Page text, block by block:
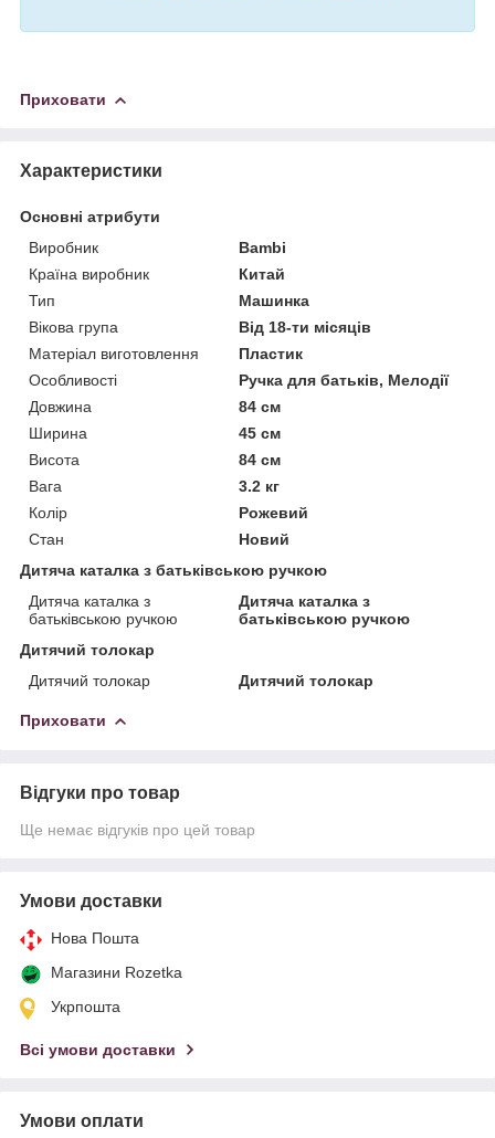
Приховати
Характеристики
Основні атрибути
Виробник
Bambi
Країна виробник
Китай
Тип
Машинка
Вікова група
Від 18-ти місяців
Матеріал виготовлення
Пластик
Особливості
Ручка для батьків, Мелодії
Довжина
84 см
Ширина
45 см
Висота
84 см
Вага
3.2 кг
Колір
Рожевий
Стан
Новий
Дитяча каталка з батьківською ручкою
Дитяча каталка з
батьківською ручкою
Дитяча каталка з
батьківською ручкою
Дитячий толокар
Дитячий толокар
Дитячий толокар
Приховати
Відгуки про товар
Ще немає відгуків про цей товар
Умови доставки
Нова Пошта
Магазини Rozetka
Укрпошта
Всі умови доставки
Умови оплати